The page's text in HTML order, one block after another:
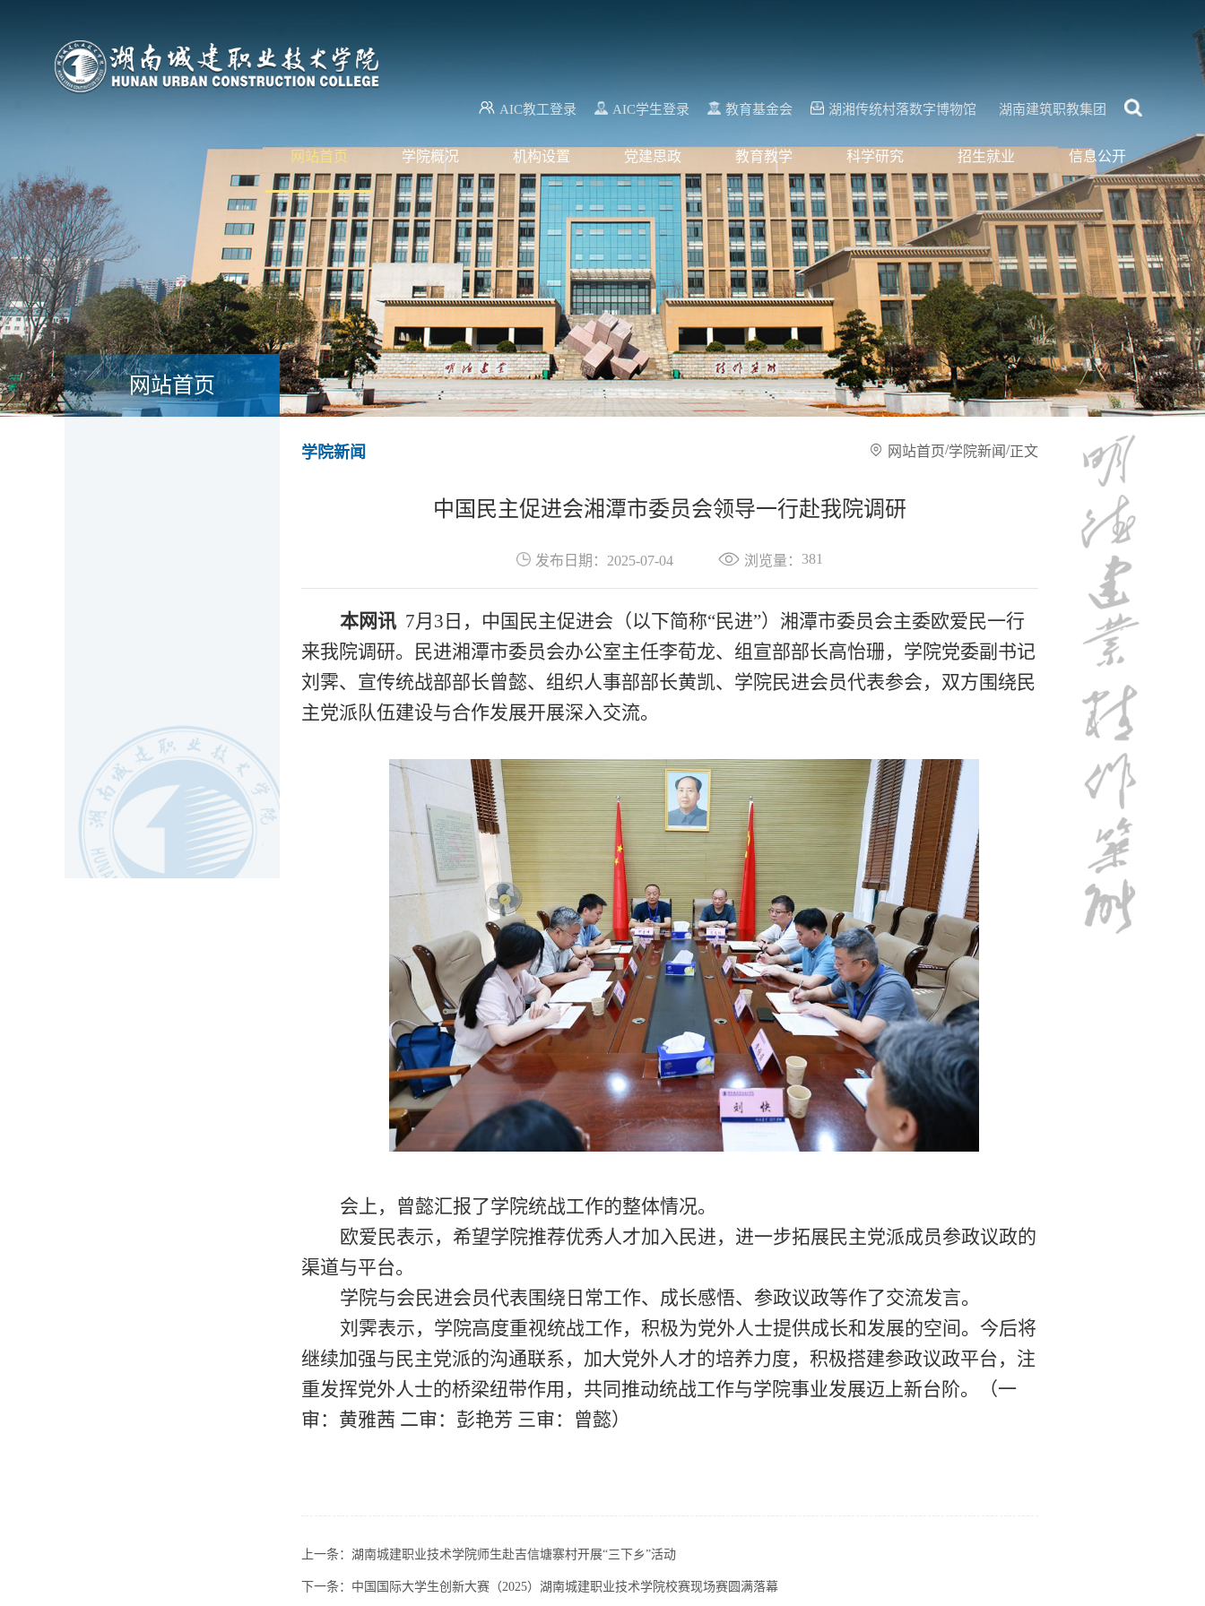
AIC教工登录 AIC学生登录 教育基金会 湖湘传统村落数字博物馆 湖南建筑职教集团
网站首页 学院概况 机构设置 党建思政 教育教学 科学研究 招生就业 信息公开
网站首页
学院新闻 网站首页/学院新闻/正文
中国民主促进会湘潭市委员会领导一行赴我院调研
发布日期：2025-07-04 浏览量： 381
本网讯 7月3日，中国民主促进会（以下简称“民进”）湘潭市委员会主委欧爱民一行
来我院调研。民进湘潭市委员会办公室主任李荀龙、组宣部部长高怡珊，学院党委副书记
刘霁、宣传统战部部长曾懿、组织人事部部长黄凯、学院民进会员代表参会，双方围绕民
主党派队伍建设与合作发展开展深入交流。
会上，曾懿汇报了学院统战工作的整体情况。
欧爱民表示， 希望学院推荐优秀人才加入 民进， 进一步拓展民主党派成员参政议政的
渠道与平台。
学院与会 民进会员代表围绕日常工作、 成长感悟、 参政议政等作了交流发言。
刘霁表示，学院高度重视统战工作，积极为党外人士提供成长和发展的空间。 今后将
继续加强与民主党派的沟通联系，加大党外人才的培养力度，积极搭建参政议政平台，注
重发挥党外人士的桥梁纽带作用 ，共同推动统战工作与学院事业发展迈上新台阶。
（一
审：黄雅茜 二审：彭艳芳 三审：曾懿）
上一条： 湖南城建职业技术学院师生赴吉信塘寨村开展“三下乡”活动
下一条： 中国国际大学生创新大赛（2025）湖南城建职业技术学院校赛现场赛圆满落幕